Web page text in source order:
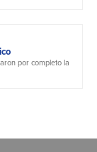
por completo la